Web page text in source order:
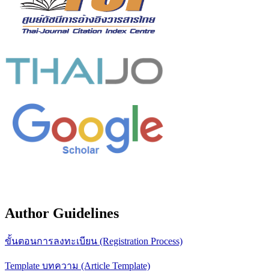
Author Guidelines
ขั้นตอนการลงทะเบียน (Registration Process)
Template บทความ (Article Template)